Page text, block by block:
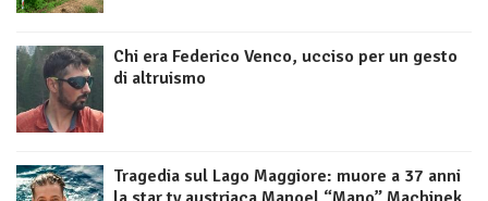
Chi era Federico Venco, ucciso per un gesto
di altruismo
Tragedia sul Lago Maggiore: muore a 37 anni